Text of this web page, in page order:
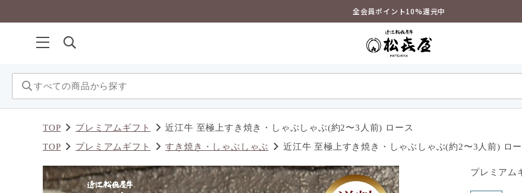
全会員ポイント10%還元中
TOP プレミアムギフト
近江牛 至極上すき焼き・しゃぶしゃぶ(約2〜3人前) ロース
TOP
プレミアムギフト すき焼き・しゃぶしゃぶ 近江牛 至極上すき焼き・しゃぶしゃぶ(約2〜3人前) ロー
プレミアム